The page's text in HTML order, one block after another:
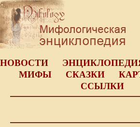
НОВОСТИ
МИФЫ
СКАЗКИ
ССЫЛКИ